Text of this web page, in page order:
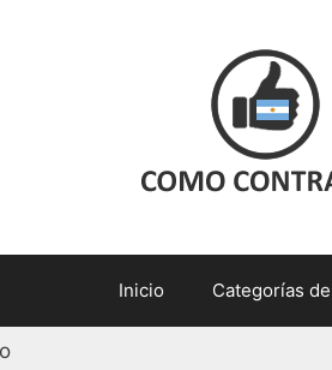
Inicio Categorías